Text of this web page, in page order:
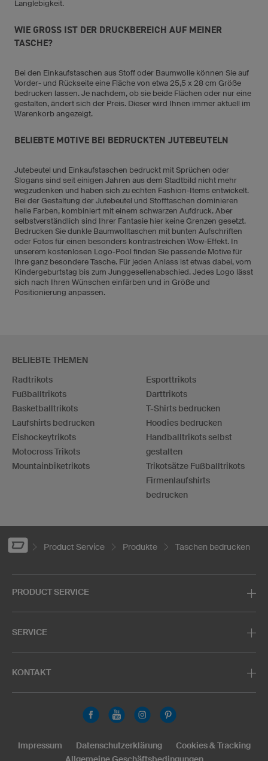
Langlebigkeit.
WIE GROSS IST DER DRUCKBEREICH AUF MEINER
TASCHE?
Bei den Einkaufstaschen aus Stoff oder Baumwolle können Sie auf
Vorder- und Rückseite eine Fläche von etwa 25,5 x 28 cm Größe
bedrucken lassen. Je nachdem, ob sie beide Flächen oder nur eine
gestalten, ändert sich der Preis. Dieser wird Ihnen immer aktuell im
Warenkorb angezeigt.
BELIEBTE MOTIVE BEI BEDRUCKTEN JUTEBEUTELN
Jutebeutel und Einkaufstaschen bedruckt mit Sprüchen oder
Slogans sind seit einigen Jahren aus dem Stadtbild nicht mehr
wegzudenken und haben sich zu echten Fashion-Items entwickelt.
Bei der Gestaltung der Jutebeutel und Stofftaschen dominieren
helle Farben, kombiniert mit einem schwarzen Aufdruck. Aber
selbstverständlich sind Ihrer Fantasie hier keine Grenzen gesetzt.
Bedrucken Sie dunkle Baumwolltaschen mit bunten Aufschriften
oder Fotos für einen besonders kontrastreichen Wow-Effekt. In
unserem kostenlosen Logo-Pool finden Sie passende Motive für
Ihre ganz besondere Tasche. Für jeden Anlass ist etwas dabei, vom
Kindergeburtstag bis zum Junggesellenabschied. Jedes Logo lässt
sich nach Ihren Wünschen einfärben und in Größe und
Positionierung anpassen.
BELIEBTE THEMEN
Radtrikots
Fußballtrikots
Basketballtrikots
Laufshirts bedrucken
Eishockeytrikots
Motocross Trikots
Mountainbiketrikots
Esporttrikots
Darttrikots
T-Shirts bedrucken
Hoodies bedrucken
Handballtrikots selbst
gestalten
Trikotsätze Fußballtrikots
Firmenlaufshirts
bedrucken
Product Service Produkte Taschen bedrucken
PRODUCT SERVICE
SERVICE
KONTAKT
Impressum Datenschutzerklärung
Cookies & Tracking